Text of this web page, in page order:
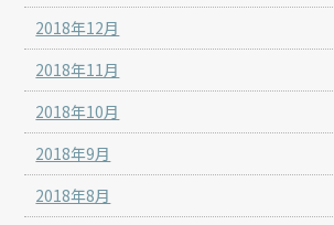
2018年12月
2018年11月
2018年10月
2018年9月
2018年8月